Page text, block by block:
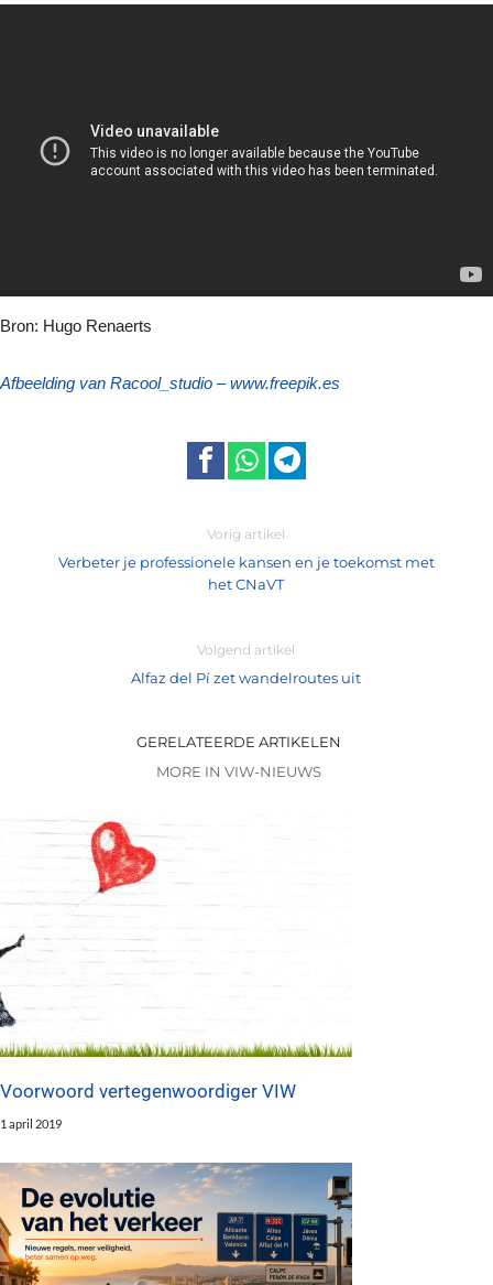
Bron: Hugo Renaerts
Afbeelding van Racool_studio – www.freepik.es
Vorig artikel
Verbeter je professionele kansen en je toekomst met
het CNaVT
Volgend artikel
Alfaz del Pí zet wandelroutes uit
GERELATEERDE ARTIKELEN
MORE IN VIW-NIEUWS
Voorwoord vertegenwoordiger VIW
1 april 2019